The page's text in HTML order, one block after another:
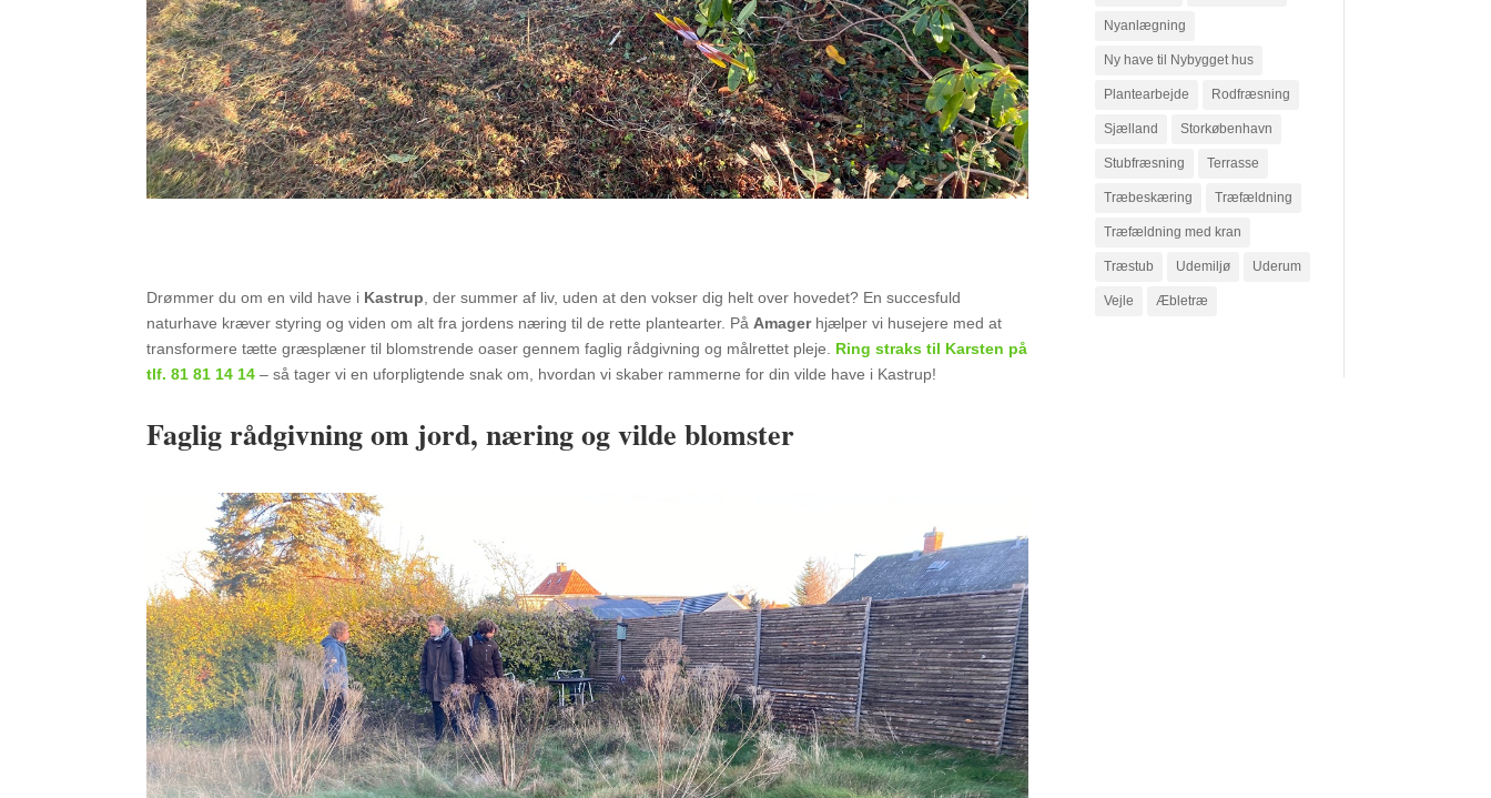
Drømmer du om en vild have i Kastrup , der summer af liv, uden at den vokser dig helt over hovedet? En succesfuld
naturhave kræver styring og viden om alt fra jordens næring til de rette plantearter. På Amagerhjælper vi husejere med at
transformere tætte græsplæner til blomstrende oaser gennem faglig rådgivning og målrettet pleje. Ring straks til Karsten på
tlf. 81 81 14 14 – så tager vi en uforpligtende snak om, hvordan vi skaber rammerne for din vilde have i Kastrup!
Faglig rådgivning om jord, næring og vilde blomster
Nyanlægning
Ny have til Nybygget hus
Plantearbejde Rodfræsning
Sjælland Storkøbenhavn
Stubfræsning Terrasse
Træbeskæring Træfældning
Træfældning med kran
Træstub Udemiljø Uderum
Vejle Æbletræ